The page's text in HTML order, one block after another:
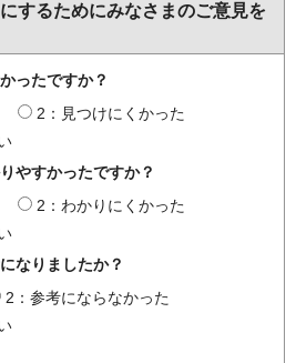
するためにみなさまのご意見を
ったですか？
2：見つけにくかった
やすかったですか？
2：わかりにくかった
なりましたか？
2：参考にならなかった